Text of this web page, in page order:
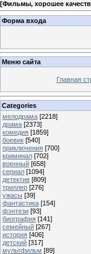
[Фильмы, хорошее
Форма входа
Меню сайта
Главная
Categories
мелодрама [2218]
драма [2373]
комедия [1859]
боевик [540]
приключения [700]
криминал [702]
военный [658]
сериал [1094]
детектив [809]
триллер [276]
ужасы [39]
фантастика [154]
фэнтези [93]
биография [141]
семейный [267]
история [406]
детский [317]
мультфильм [89]